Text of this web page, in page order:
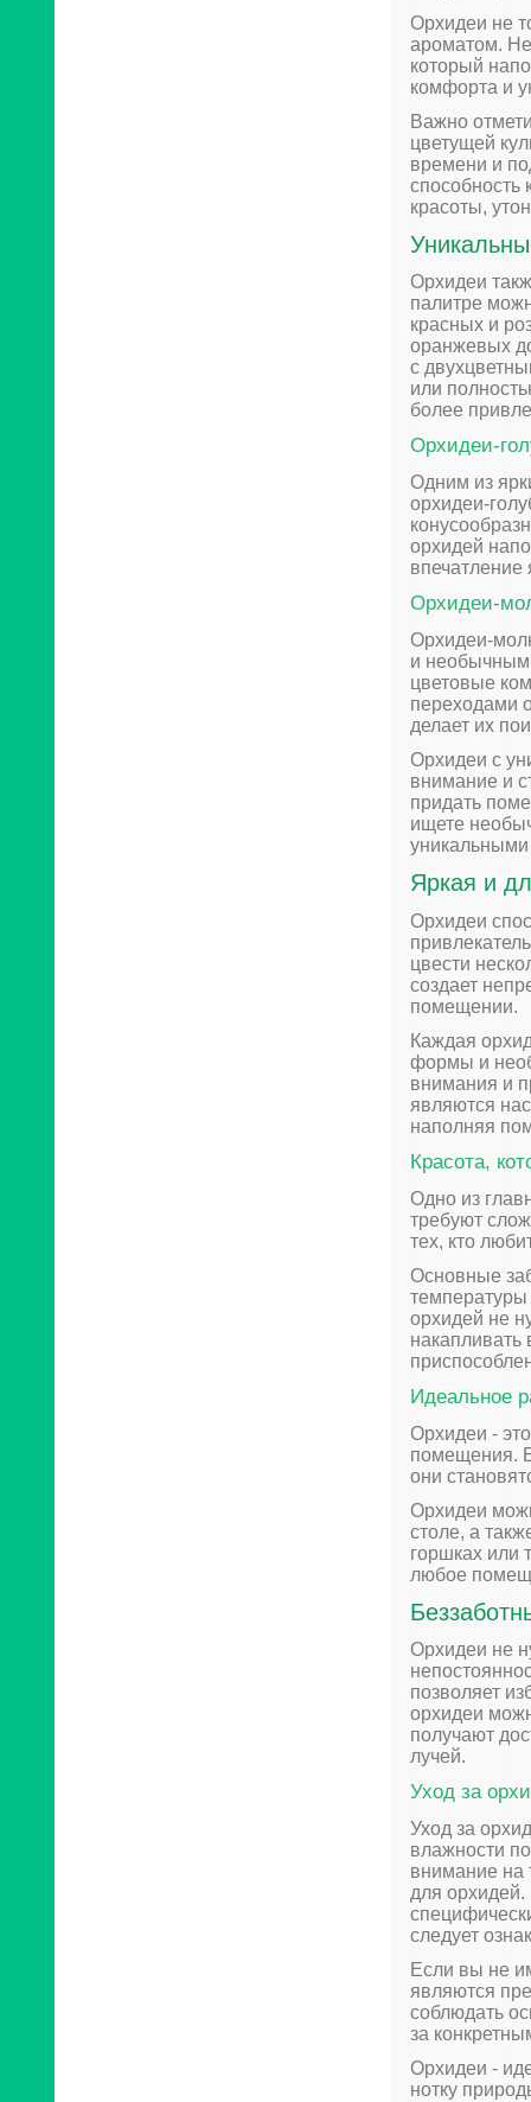
Орхидеи не
ароматом.
который
комфорта и
Важно
цветущей
времени и
способность
красоты,
Орхидеи
палитре
красных и
оранжевых
с
или
более
Орхидеи-
Одним из
орхидеи-
орхидей
Орхидеи-
Орхидеи-
и
цветовые
переходами
делает их
Орхидеи с
внимание и
придать
ищете
Яркая и
Орхидеи
цвести
создает
помещении.
Каждая
формы и
внимания и
являются
наполняя
Красота,
Одно из
требуют
тех, кто
Основные
орхидей не
накапливать
Идеальное
Орхидеи -
помещения.
они
Орхидеи
столе, а
горшках или
любое
Орхидеи не
позволяет
орхидеи
получают
лучей.
Уход за
Уход за
влажности
внимание на
для орхидей.
следует
Если вы не
являются
соблюдать
за
Орхидеи -
нотку